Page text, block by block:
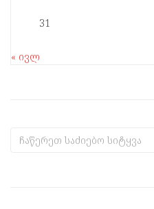
31
« ივლ